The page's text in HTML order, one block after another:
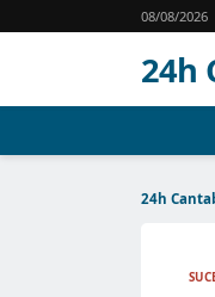
08/08/2026
24h
24h